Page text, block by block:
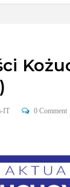
IT 0 Comment